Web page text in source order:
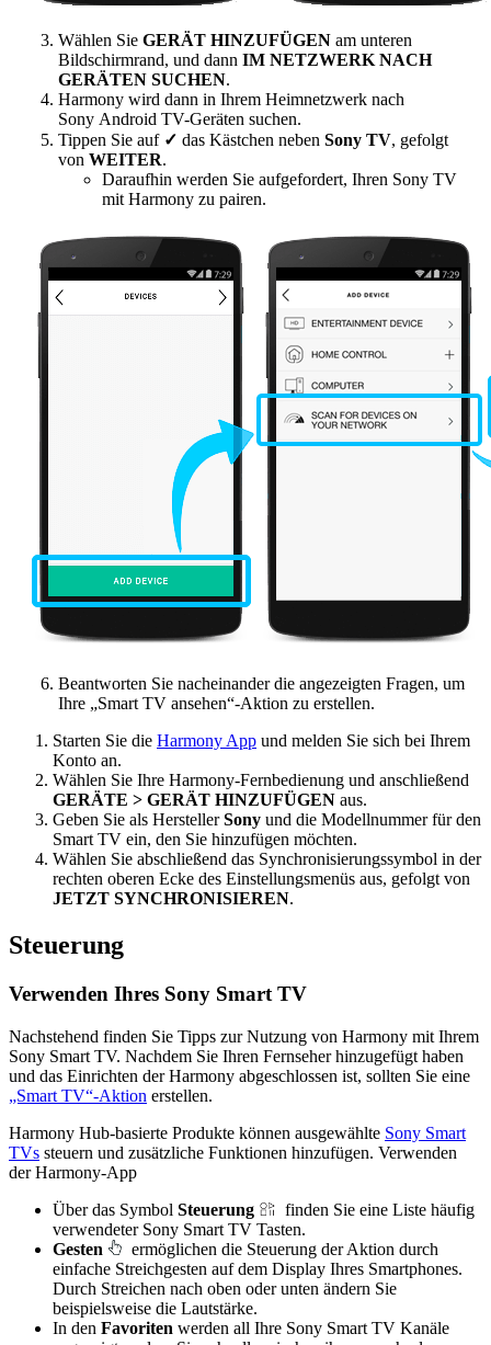
Wählen Sie GERÄT HINZUFÜGEN am unteren
Bildschirmrand, und dann IM NETZWERK NACH
GERÄTEN SUCHEN.
Harmony wird dann in Ihrem Heimnetzwerk nach
Sony Android TV-Geräten suchen.
Tippen Sie auf ✓ das Kästchen neben Sony TV, gefolgt
von WEITER.
Daraufhin werden Sie aufgefordert, Ihren Sony TV
mit Harmony zu pairen.
Beantworten Sie nacheinander die angezeigten Fragen, um
Ihre „Smart TV ansehen“-Aktion zu erstellen.
Starten Sie die Harmony App und melden Sie sich bei Ihrem
Konto an.
Wählen Sie Ihre Harmony-Fernbedienung und anschließend
GERÄTE > GERÄT HINZUFÜGEN aus.
Geben Sie als HerstellerSony und die Modellnummer für den
Smart TV ein, den Sie hinzufügen möchten.
Wählen Sie abschließend das Synchronisierungssymbol in der
rechten oberen Ecke des Einstellungsmenüs aus, gefolgt von
JETZT SYNCHRONISIEREN.
Steuerung
Verwenden Ihres Sony Smart TV
Nachstehend finden Sie Tipps zur Nutzung von Harmony mit Ihrem
Sony Smart TV. Nachdem Sie Ihren Fernseher hinzugefügt haben
und das Einrichten der Harmony abgeschlossen ist, sollten Sie eine
„Smart TV“-Aktion erstellen.
Harmony Hub-basierte Produkte können ausgewählte Sony Smart
TVs steuern und zusätzliche Funktionen hinzufügen. Verwenden
der Harmony-App
Über das Symbol Steuerung
finden Sie eine Liste häufig
verwendeter Sony Smart TV Tasten.
Gesten
ermöglichen die Steuerung der Aktion durch
einfache Streichgesten auf dem Display Ihres Smartphones.
Durch Streichen nach oben oder unten ändern Sie
beispielsweise die Lautstärke.
In den Favoriten werden all Ihre Sony Smart TV Kanäle